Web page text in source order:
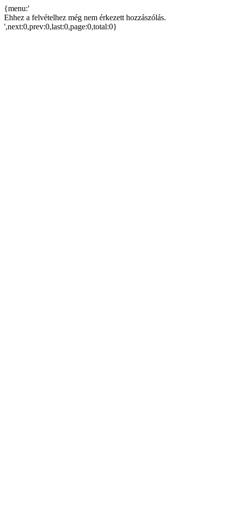
{menu:'
Ehhez a felvételhez még nem érkezett hozzászólás.
',next:0,prev:0,last:0,page:0,total:0}